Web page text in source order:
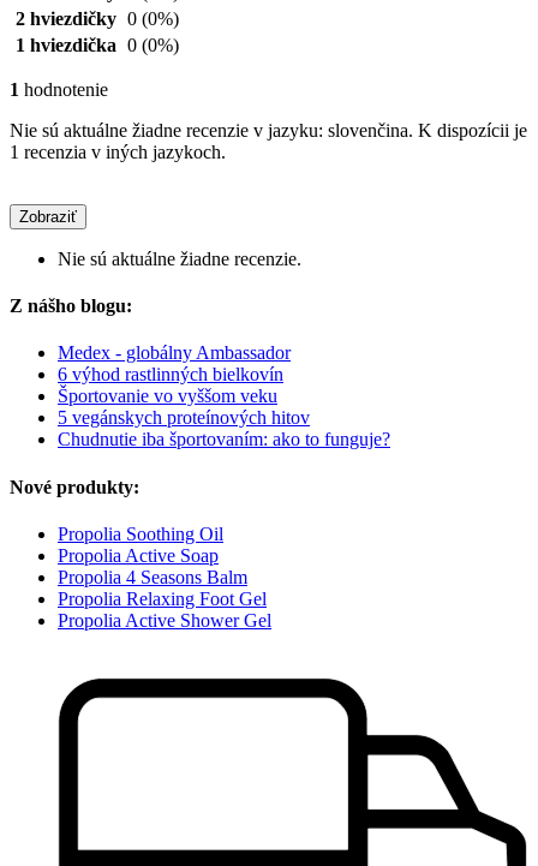
2 hviezdičky 0 (0%)
1 hviezdička 0 (0%)
1 hodnotenie
Nie sú aktuálne žiadne recenzie v jazyku: slovenčina. K dispozícii je
1 recenzia v iných jazykoch.
Zobraziť
Nie sú aktuálne žiadne recenzie.
Z nášho blogu:
Medex - globálny Ambassador
6 výhod rastlinných bielkovín
Športovanie vo vyššom veku
5 vegánskych proteínových hitov
Chudnutie iba športovaním: ako to funguje?
Nové produkty:
Propolia Soothing Oil
Propolia Active Soap
Propolia 4 Seasons Balm
Propolia Relaxing Foot Gel
Propolia Active Shower Gel